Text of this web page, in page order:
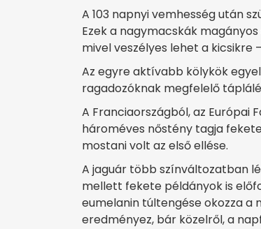
A 103 napnyi vemhesség után
Ezek a nagymacskák
mivel veszélyes lehet a
Az egyre aktívabb kölykök
ragadozóknak megfelelő
A Franciaországból, az
hároméves nőstény tagja
mostani volt az első ellése.
A jaguár több színváltozatban
mellett fekete példányok is
eumelanin túltengése okozza a
eredményez, bár közelről, a